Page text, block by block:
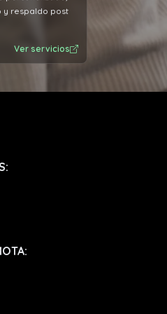
y respaldo post
Ver servicios